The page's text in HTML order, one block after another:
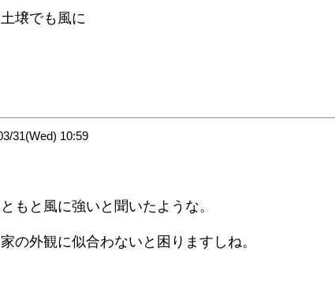
壌でも風に
31(Wed) 10:59
もと風に強いと聞いたような。
の外観に似合わないと困りますしね。